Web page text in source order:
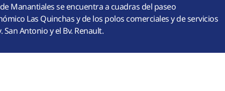
Manantiales se encuentra a cuadras del paseo
Las Quinchas y de los polos comerciales y de servicios
San Antonio y el Bv. Renault.